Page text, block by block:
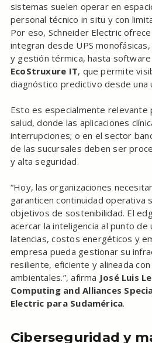
sistemas suelen operar en
personal técnico in situ y con
Por eso, Schneider Electric
integran desde UPS
y gestión térmica, hasta
EcoStruxure IT, que permite
diagnóstico predictivo desde una
Esto es especialmente relevante
salud, donde las aplicaciones
interrupciones; o en el sector
de las sucursales deben ser
y alta seguridad.
“Hoy, las organizaciones
garanticen continuidad operativa
objetivos de sostenibilidad. El
acercar la inteligencia al punto de
latencias, costos energéticos y
empresa pueda gestionar su
resiliente, eficiente y alineada
ambientales.”, afirma José Luis
Computing and Alliances
Electric para Sudamérica.
Ciberseguridad y